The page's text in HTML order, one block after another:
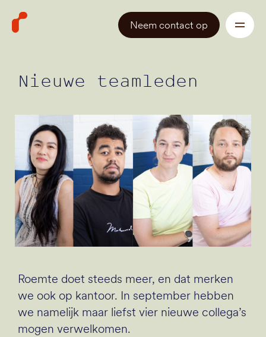
Neem contact op
Nieuwe teamleden
Roemte doet steeds meer, en dat merken
we ook op kantoor. In september hebben
we namelijk maar liefst vier nieuwe collega’s
mogen verwelkomen.